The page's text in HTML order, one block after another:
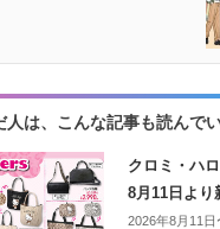
は、こんな記事も読んでい
クロミ・ハ
8月11日より
2026年8月11日